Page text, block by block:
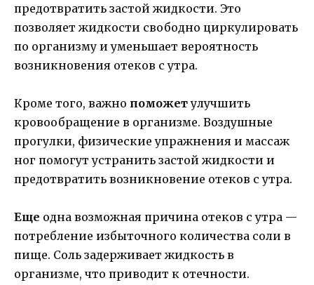
предотвратить застой жидкости. Это
позволяет жидкости свободно циркулировать
по организму и уменьшает вероятность
возникновения отеков с утра.
Кроме того, важно поможетулучшить
кровообращение в организме. Воздушные
прогулки, физические упражнения и массаж
ног помогут устранить застой жидкости и
предотвратить возникновение отеков с утра.
Еще одна возможная причина отеков с утра —
потребление избыточного количества соли в
пище. Соль задерживает жидкость в
организме, что приводит к отечности.